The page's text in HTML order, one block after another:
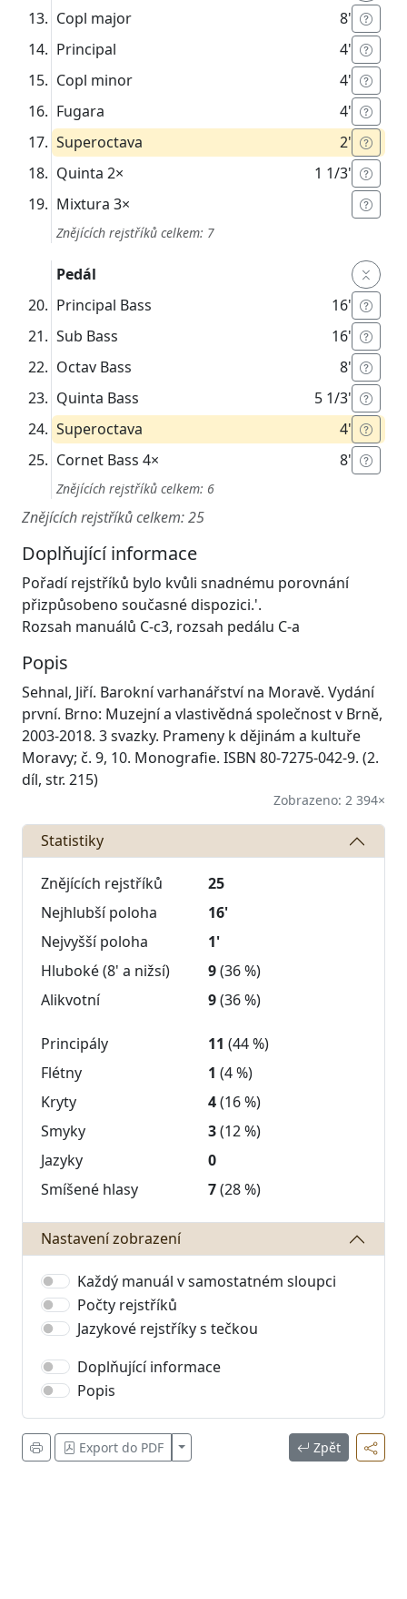
Copl major
8'
Principal
4'
Copl minor
4'
Fugara
4'
Superoctava
2'
Quinta 2×
1 1/3'
Mixtura 3×
Znějících rejstříků celkem: 7
Pedál
Principal Bass
16'
Sub Bass
16'
Octav Bass
8'
Quinta Bass
5 1/3'
Superoctava
4'
Cornet Bass 4× 8'
Znějících rejstříků celkem: 6
Znějících rejstříků celkem: 25
Doplňující informace
Pořadí rejstříků bylo kvůli snadnému porovnání
přizpůsobeno současné dispozici.'.
Rozsah manuálů C-c3, rozsah pedálu C-a
Popis
Sehnal, Jiří. Barokní varhanářství na Moravě. Vydání
první. Brno: Muzejní a vlastivědná společnost v Brně,
2003-2018. 3 svazky. Prameny k dějinám a kultuře
Moravy; č. 9, 10. Monografie. ISBN 80-7275-042-9. (2.
díl, str. 215)
Zobrazeno: 2 394×
Statistiky
Znějících rejstříků
25
Nejhlubší poloha
16'
Nejvyšší poloha
1'
Hluboké (8' a nižsí)
9(36 %)
Alikvotní
9(36 %)
Principály 11 (44 %)
Flétny
1 (4 %)
Kryty
4(16 %)
Smyky
3(12 %)
Jazyky
0
Smíšené hlasy
7(28 %)
Nastavení zobrazení
Každý manuál v samostatném sloupci
Počty rejstříků
Jazykové rejstříky s tečkou
Doplňující informace
Popis
Export do PDF Zobrazit více Zpět